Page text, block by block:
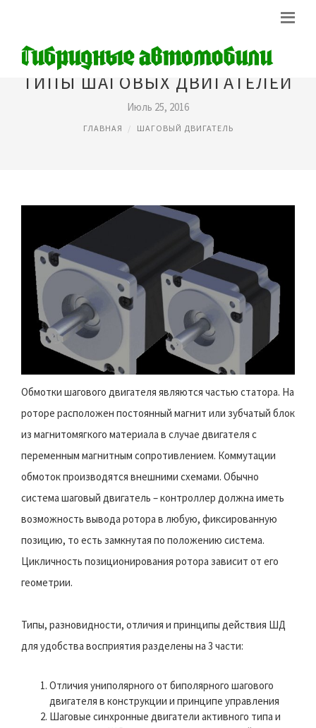
ТИПЫ ШАГОВЫХ ДВИГАТЕЛЕЙ
Июль 25, 2016
ГЛАВНАЯ ШАГОВЫЙ ДВИГАТЕЛЬ
Обмотки шагового двигателя являются частью статора. На
роторе расположен постоянный магнит или зубчатый блок
из магнитомягкого материала в случае двигателя с
переменным магнитным сопротивлением. Коммутации
обмоток производятся внешними схемами. Обычно
система шаговый двигатель – контроллер должна иметь
возможность вывода ротора в любую, фиксированную
позицию, то есть замкнутая по положению система.
Цикличность позиционирования ротора зависит от его
геометрии.
Типы, разновидности, отличия и принципы действия ШД
для удобства восприятия разделены на 3 части:
Отличия униполярного от биполярного шагового
двигателя в конструкции и принципе управления
Шаговые синхронные двигатели активного типа и